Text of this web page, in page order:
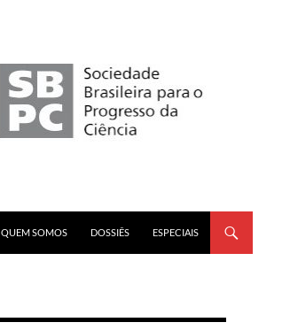
QUEM SOMOS
DOSSIÊS ESPECIAIS